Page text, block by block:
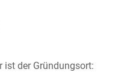
ist der Gründungsort: